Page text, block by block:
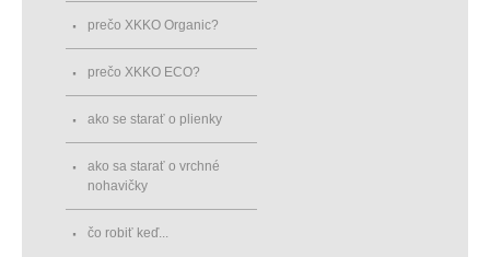
prečo XKKO Organic?
prečo XKKO ECO?
ako se starať o plienky
ako sa starať o vrchné
nohavičky
čo robiť keď...